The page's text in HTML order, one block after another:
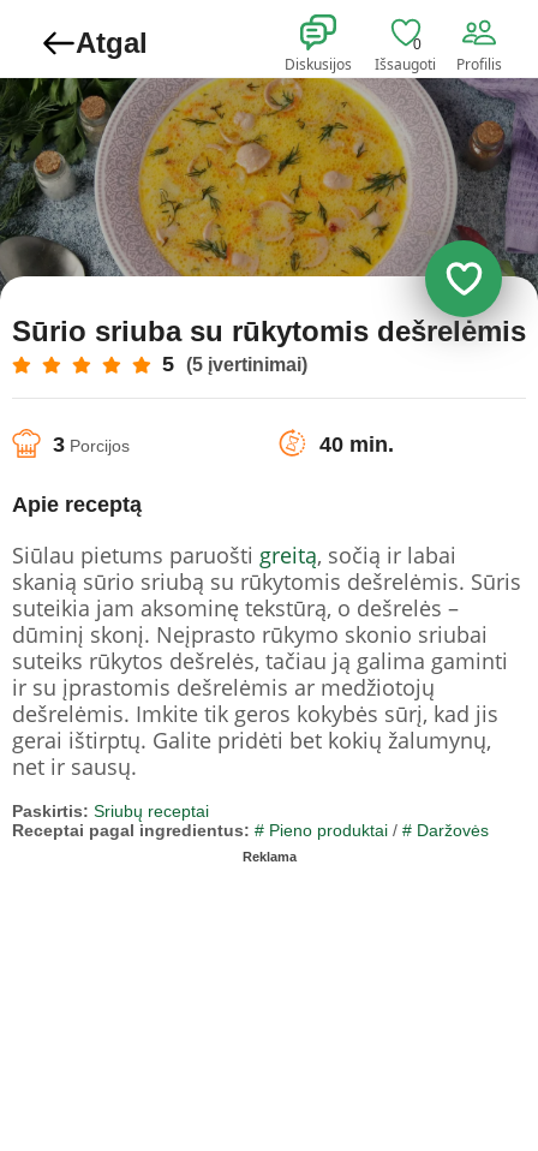
Atgal
Diskusijos
0
Išsaugoti Profilis
Sūrio sriuba su rūkytomis dešrelėmis
5 (5 įvertinimai)
3 Porcijos 40 min.
Apie receptą
Siūlau pietums paruošti greitą, sočią ir labai
skanią sūrio sriubą su rūkytomis dešrelėmis. Sūris
suteikia jam aksominę tekstūrą, o dešrelės –
dūminį skonį. Neįprasto rūkymo skonio sriubai
suteiks rūkytos dešrelės, tačiau ją galima gaminti
ir su įprastomis dešrelėmis ar medžiotojų
dešrelėmis. Imkite tik geros kokybės sūrį, kad jis
gerai ištirptų. Galite pridėti bet kokių žalumynų,
net ir sausų.
Paskirtis: Sriubų receptai
Receptai pagal ingredientus: # Pieno produktai / # Daržovės
Reklama